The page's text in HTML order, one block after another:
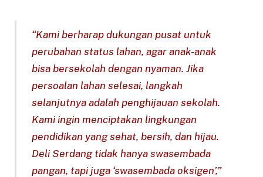
“Kami berharap dukungan pusat untuk
perubahan status lahan, agar anak-anak
bisa bersekolah dengan nyaman. Jika
persoalan lahan selesai, langkah
selanjutnya adalah penghijauan sekolah.
Kami ingin menciptakan lingkungan
pendidikan yang sehat, bersih, dan hijau.
Deli Serdang tidak hanya swasembada
pangan, tapi juga ‘swasembada oksigen’,”